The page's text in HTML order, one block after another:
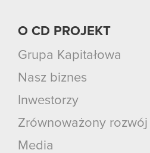
O CD PROJEKT
Grupa Kapitałowa
Nasz biznes
Inwestorzy
Zrównoważony rozwój
Media